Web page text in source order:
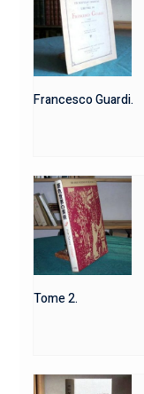
Francesco Guardi.
Tome 2.